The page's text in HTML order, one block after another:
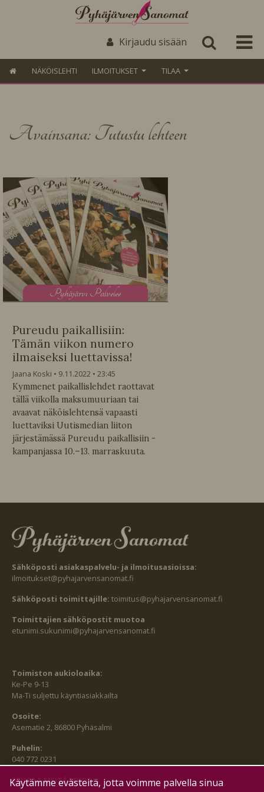
Kirjaudu sisään
NÄKÖISLEHTI ILMOITUKSET TILAA
Avainsana: Tutustu lehteen
Pyhäjärvi Palvelee
Pureudu paikallisiin:
Tämän viikon numero
ilmaiseksi luettavissa!
Jaana Koski 9.11.2022
23:45
Kymmenet paikallislehdet raottavat
tällä viikolla maksumuuriaan tai
avaavat näköislehtensä vapaasti
luettaviksi Uutismedian liiton
järjestämässä Pureudu paikallisiin -
kampanjassa 10.–13. marraskuuta.
Sähköposti asiakaspalvelu- ja ilmoitusasioissa:
ilmoitukset@pyhajarvensanomat.fi
Sähköposti toimittajille: toimitus@pyhajarvensanomat.fi
Toimittajien sähköpostit muotoa
etunimi.sukunimi@pyhajarvensanomat.fi
Toimiston aukioloaika:
Ke-Pe 9-13
Ma-Ti suljettu käyntiasiakkailta
Osoite:
Asematie 2, 86800 Pyhäsalmi
Puhelin:
040 772 0231
SEURAA MEITÄ MYÖS:
Käytämme evästeitä, jotta voimme palvella sinua